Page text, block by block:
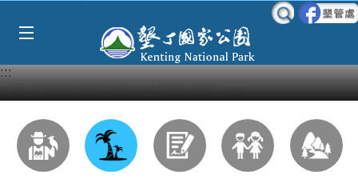
:::